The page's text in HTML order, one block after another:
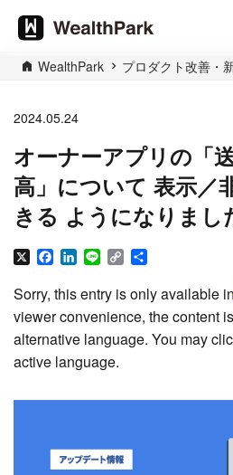
WealthPark プロダクト改善・
2024.05.24
オーナーアプリの「
高」について 表示／
きる ようになりまし
X Facebook
LinkedIn
Line Copy
Sorry, this entry is only available in
viewer convenience, the content
alternative language. You may
active language.